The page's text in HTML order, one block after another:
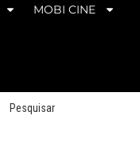
MOBI CINE
Pesquisar